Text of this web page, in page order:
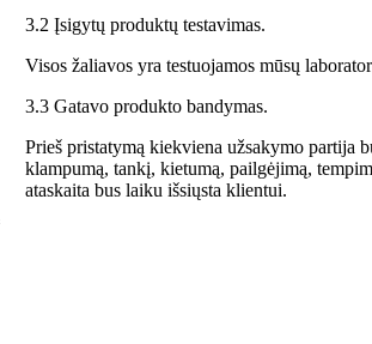
3.2 Įsigytų produktų testavimas.
Visos žaliavos yra testuojamos mūsų
3.3 Gatavo produkto bandymas.
Prieš pristatymą kiekviena užsakymo partija
klampumą, tankį, kietumą, pailgėjimą,
ataskaita bus laiku išsiųsta klientui.